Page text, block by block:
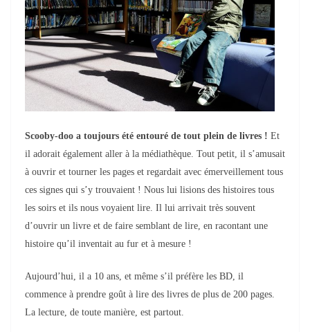
Scooby-doo a toujours été entouré de tout plein de livres ! Et
il adorait également aller à la médiathèque. Tout petit, il s’amusait
à ouvrir et tourner les pages et regardait avec émerveillement tous
ces signes qui s’y trouvaient ! Nous lui lisions des histoires tous
les soirs et ils nous voyaient lire. Il lui arrivait très souvent
d’ouvrir un livre et de faire semblant de lire, en racontant une
histoire qu’il inventait au fur et à mesure !
Aujourd’hui, il a 10 ans, et même s’il préfère les BD, il
commence à prendre goût à lire des livres de plus de 200 pages.
La lecture, de toute manière, est partout.